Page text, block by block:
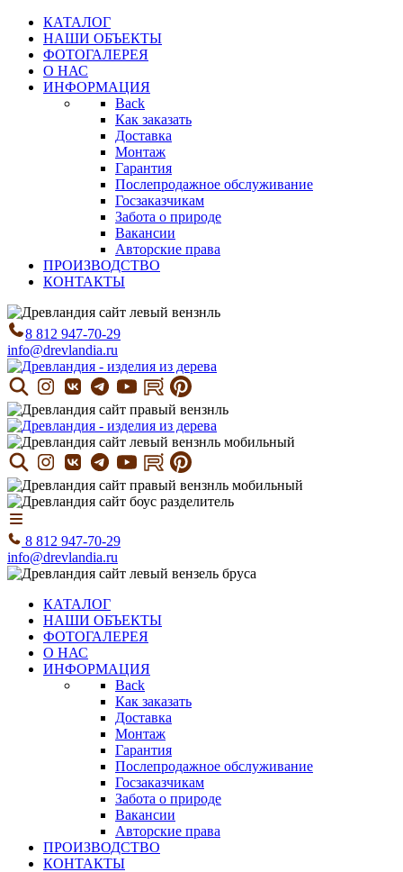
КАТАЛОГ
НАШИ ОБЪЕКТЫ
ФОТОГАЛЕРЕЯ
О НАС
ИНФОРМАЦИЯ
Back
Как заказать
Доставка
Монтаж
Гарантия
Послепродажное обслуживание
Госзаказчикам
Забота о природе
Вакансии
Авторские права
ПРОИЗВОДСТВО
КОНТАКТЫ
8 812 947-70-29
info@drevlandia.ru
8 812 947-70-29
info@drevlandia.ru
КАТАЛОГ
НАШИ ОБЪЕКТЫ
ФОТОГАЛЕРЕЯ
О НАС
ИНФОРМАЦИЯ
Back
Как заказать
Доставка
Монтаж
Гарантия
Послепродажное обслуживание
Госзаказчикам
Забота о природе
Вакансии
Авторские права
ПРОИЗВОДСТВО
КОНТАКТЫ